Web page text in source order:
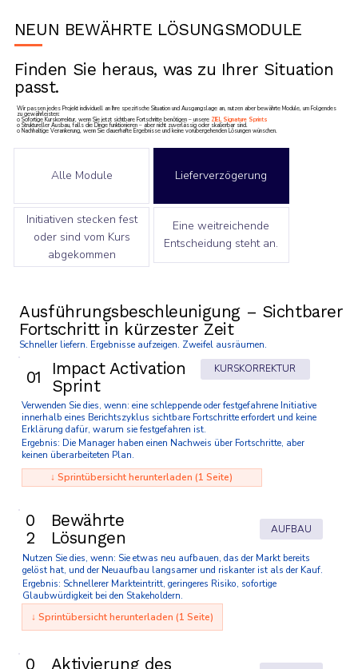
NEUN BEWÄHRTE LÖSUNGSMODULE
Finden Sie heraus, was zu Ihrer Situation
passt.
Wir passen jedes Projekt individuell an Ihre spezifische Situation und Ausgangslage an, nutzen aber bewährte Module, um Folgendes
zu gewährleisten:
o Sofortige Kurskorrektur, wenn Sie jetzt sichtbare Fortschritte benötigen – unsere ZIEL Signature Sprints
o Struktureller Ausbau, falls die Dinge funktionieren – aber nicht zuverlässig oder skalierbar sind.
o Nachhaltige Verankerung, wenn Sie dauerhafte Ergebnisse und keine vorübergehenden Lösungen wünschen.
Alle Module Lieferverzögerung
Initiativen stecken fest
oder sind vom Kurs
abgekommen
Eine weitreichende
Entscheidung steht an.
Ausführungsbeschleunigung – Sichtbarer
Fortschritt in kürzester Zeit
Schneller liefern. Ergebnisse aufzeigen. Zweifel ausräumen.
01
Impact Activation
Sprint
KURSKORREKTUR
Verwenden Sie dies, wenn: eine schleppende oder festgefahrene Initiative
innerhalb eines Berichtszyklus sichtbare Fortschritte erfordert und keine
Erklärung dafür, warum sie festgefahren ist.
Ergebnis: Die Manager haben einen Nachweis über Fortschritte, aber
keinen überarbeiteten Plan.
↓ Sprintübersicht herunterladen (1 Seite)
0
2
Bewährte
Lösungen
AUFBAU
Nutzen Sie dies, wenn: Sie etwas neu aufbauen, das der Markt bereits
gelöst hat, und der Neuaufbau langsamer und riskanter ist als der Kauf.
Ergebnis: Schnellerer Markteintritt, geringeres Risiko, sofortige
Glaubwürdigkeit bei den Stakeholdern.
↓ Sprintübersicht herunterladen (1 Seite)
0 Aktivierung des